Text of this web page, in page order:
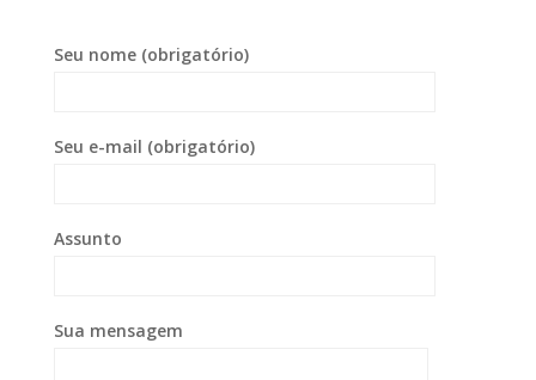
Seu nome (obrigatório)
Seu e-mail (obrigatório)
Assunto
Sua mensagem